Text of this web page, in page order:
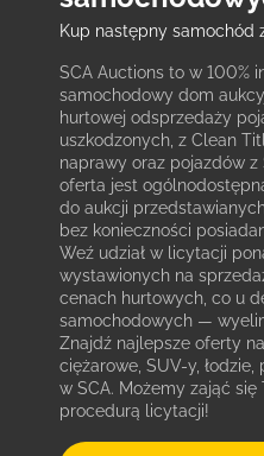
Kup następny samochód
SCA Auctions to w 100%
samochodowy dom
hurtowej odsprzedaży
uszkodzonych, z Clean
naprawy oraz pojazdów z
oferta jest
do aukcji
bez konieczności
Weź udział w licytacji
wystawionych na
cenach hurtowych, co u
samochodowych —
Znajdź najlepsze oferty
ciężarowe, SUV-y,
w SCA. Możemy zająć
procedurą licytacji!